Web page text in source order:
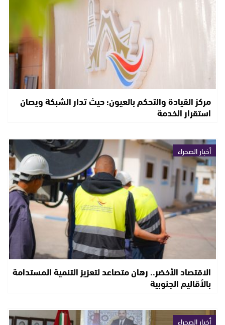
مركز القيادة والتحكم بالعيون؛ حيث تدار الشبكة ويصان
استقرار الخدمة
أخبار الصحراء
الاقتصاد الأخضر.. رهان متصاعد لتعزيز التنمية المستدامة
بالأقاليم الجنوبية
أخبار الصحراء